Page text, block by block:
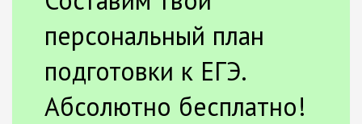
персональный план
подготовки к ЕГЭ.
Абсолютно бесплатно!